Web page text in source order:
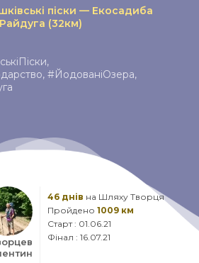
піски — Екосадиба
Райдуга (32км)
#ЙодованіОзера,
46 днів на Шляху Творця
Пройдено 1009 км
Старт : 01.06.21
Фінал : 16.07.21